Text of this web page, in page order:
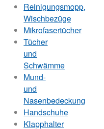
Reinigungsmopp,
Wischbezüge
Mikrofasertücher
Tücher
und
Schwämme
Mund-
und
Nasenbedeckung
Handschuhe
Klapphalter